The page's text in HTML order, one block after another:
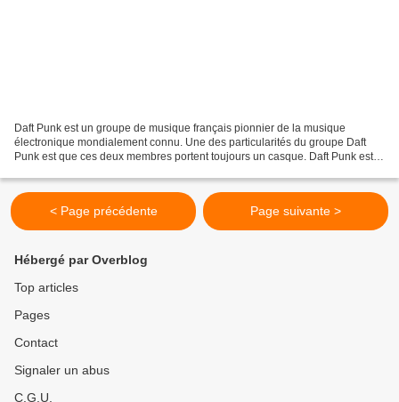
Daft Punk est un groupe de musique français pionnier de la musique
électronique mondialement connu. Une des particularités du groupe Daft
Punk est que ces deux membres portent toujours un casque. Daft Punk est
< Page précédente Page suivante >
Hébergé par Overblog
Top articles
Pages
Contact
Signaler un abus
C.G.U.